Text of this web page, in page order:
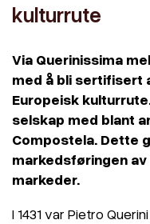
kulturrute
Via Querinissima
med å bli sertifisert
Europeisk
selskap med blant
Compostela. Dette
markedsføringen
markeder.
I 1431 var Pietro